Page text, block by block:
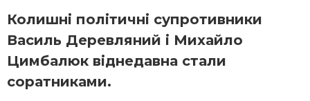
Колишні політичні супротивники
Василь Деревляний і Михайло
Цимбалюк віднедавна стали
соратниками.